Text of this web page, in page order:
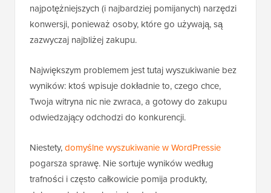
najpotężniejszych (i najbardziej pomijanych) narzędzi
konwersji, ponieważ osoby, które go używają, są
zazwyczaj najbliżej zakupu.
Największym problemem jest tutaj wyszukiwanie bez
wyników: ktoś wpisuje dokładnie to, czego chce,
Twoja witryna nic nie zwraca, a gotowy do zakupu
odwiedzający odchodzi do konkurencji.
Niestety,domyślne wyszukiwanie w WordPressie
pogarsza sprawę. Nie sortuje wyników według
trafności i często całkowicie pomija produkty,